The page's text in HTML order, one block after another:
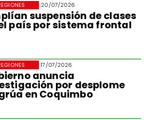
20/07/2026
suspensión de clases
país por sistema frontal
17/07/2026
anuncia
por desplome
en Coquimbo